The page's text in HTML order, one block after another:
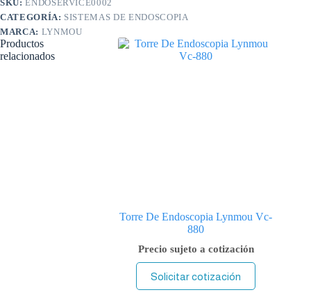
SKU:ENDOSERVICE0002
CATEGORÍA: SISTEMAS DE ENDOSCOPIA
MARCA: LYNMOU
Productos
relacionados
Torre De Endoscopia Lynmou Vc-
880
Precio sujeto a cotización
Solicitar cotización